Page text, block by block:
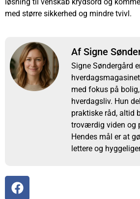
løsning til venskab krydsord og
med større sikkerhed og mindre tvivl.
Af Signe
Signe Søndergård
med fokus på
hverdagsliv. Hun
praktiske råd, altid
troværdig viden og
Hendes mål er at
lettere og